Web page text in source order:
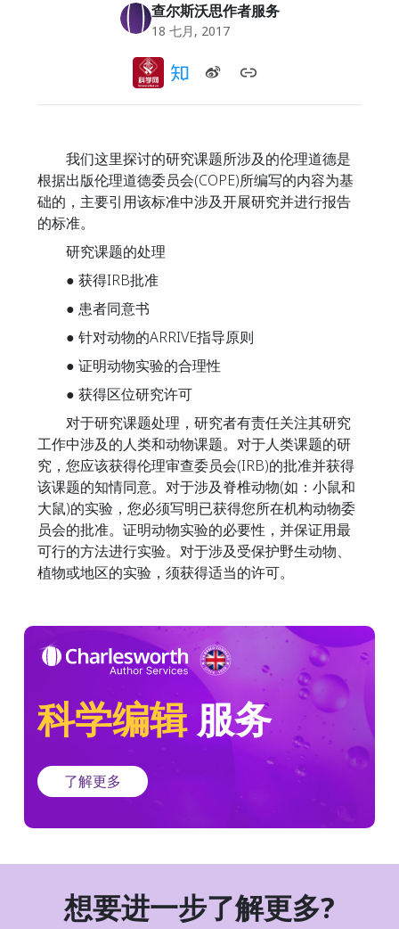
查尔斯沃思作者服务
18 七月, 2017
我们这里探讨的研究课题所涉及的伦理道德是
根据出版伦理道德委员会(COPE)所编写的内容为基
础的，主要引用该标准中涉及开展研究并进行报告
的标准。
研究课题的处理
● 获得IRB批准
● 患者同意书
● 针对动物的ARRIVE指导原则
● 证明动物实验的合理性
● 获得区位研究许可
对于研究课题处理，研究者有责任关注其研究
工作中涉及的人类和动物课题。对于人类课题的研
究，您应该获得伦理审查委员会(IRB)的批准并获得
该课题的知情同意。对于涉及脊椎动物(如：小鼠和
大鼠)的实验，您必须写明已获得您所在机构动物委
员会的批准。证明动物实验的必要性，并保证用最
可行的方法进行实验。对于涉及受保护野生动物、
植物或地区的实验，须获得适当的许可。
科学编辑服务
了解更多
想要进一步了解更多?